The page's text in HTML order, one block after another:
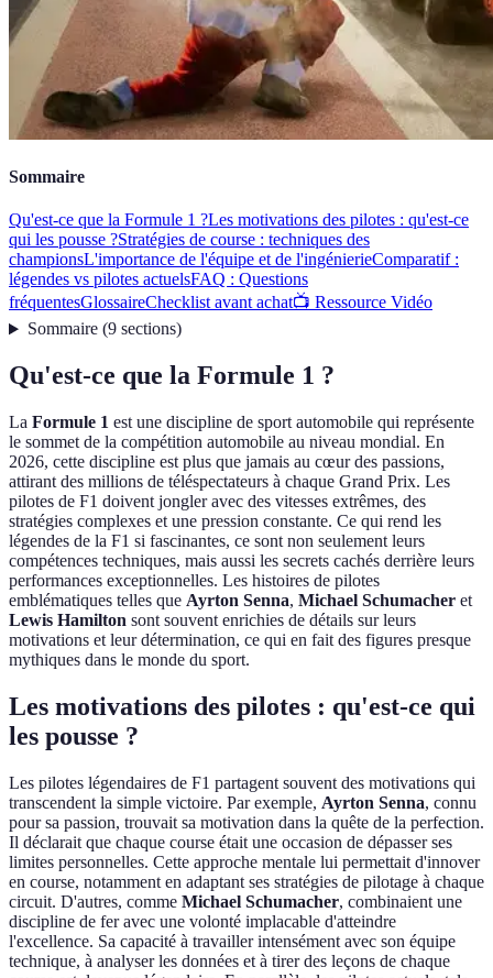
Sommaire
Qu'est-ce que la Formule 1 ?Les motivations des pilotes : qu'est-ce
qui les pousse ?Stratégies de course : techniques des
championsL'importance de l'équipe et de l'ingénierieComparatif :
légendes vs pilotes actuelsFAQ : Questions
fréquentesGlossaireChecklist avant achat📺 Ressource Vidéo
Sommaire(9 sections)
Qu'est-ce que la Formule 1 ?
La Formule 1 est une discipline de sport automobile qui représente
le sommet de la compétition automobile au niveau mondial. En
2026, cette discipline est plus que jamais au cœur des passions,
attirant des millions de téléspectateurs à chaque Grand Prix. Les
pilotes de F1 doivent jongler avec des vitesses extrêmes, des
stratégies complexes et une pression constante. Ce qui rend les
légendes de la F1 si fascinantes, ce sont non seulement leurs
compétences techniques, mais aussi les secrets cachés derrière leurs
performances exceptionnelles. Les histoires de pilotes
emblématiques telles que Ayrton Senna, Michael Schumacher et
Lewis Hamilton sont souvent enrichies de détails sur leurs
motivations et leur détermination, ce qui en fait des figures presque
mythiques dans le monde du sport.
Les motivations des pilotes : qu'est-ce qui
les pousse ?
Les pilotes légendaires de F1 partagent souvent des motivations qui
transcendent la simple victoire. Par exemple, Ayrton Senna, connu
pour sa passion, trouvait sa motivation dans la quête de la perfection.
Il déclarait que chaque course était une occasion de dépasser ses
limites personnelles. Cette approche mentale lui permettait d'innover
en course, notamment en adaptant ses stratégies de pilotage à chaque
circuit. D'autres, comme Michael Schumacher, combinaient une
discipline de fer avec une volonté implacable d'atteindre
l'excellence. Sa capacité à travailler intensément avec son équipe
technique, à analyser les données et à tirer des leçons de chaque